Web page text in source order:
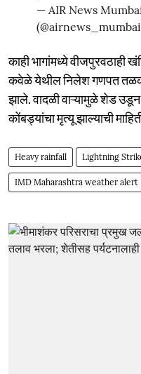
— AIR News
काही भागांमध्ये वीजपुरवठाही
कवेळे येथील निलेश गणपत
झाले. वादळी वाऱ्यामुळे शेड
कोंबड्यांचा मृत्यू झाल्याची
Heavy rainfall Lightning
IMD Maharashtra weather alert